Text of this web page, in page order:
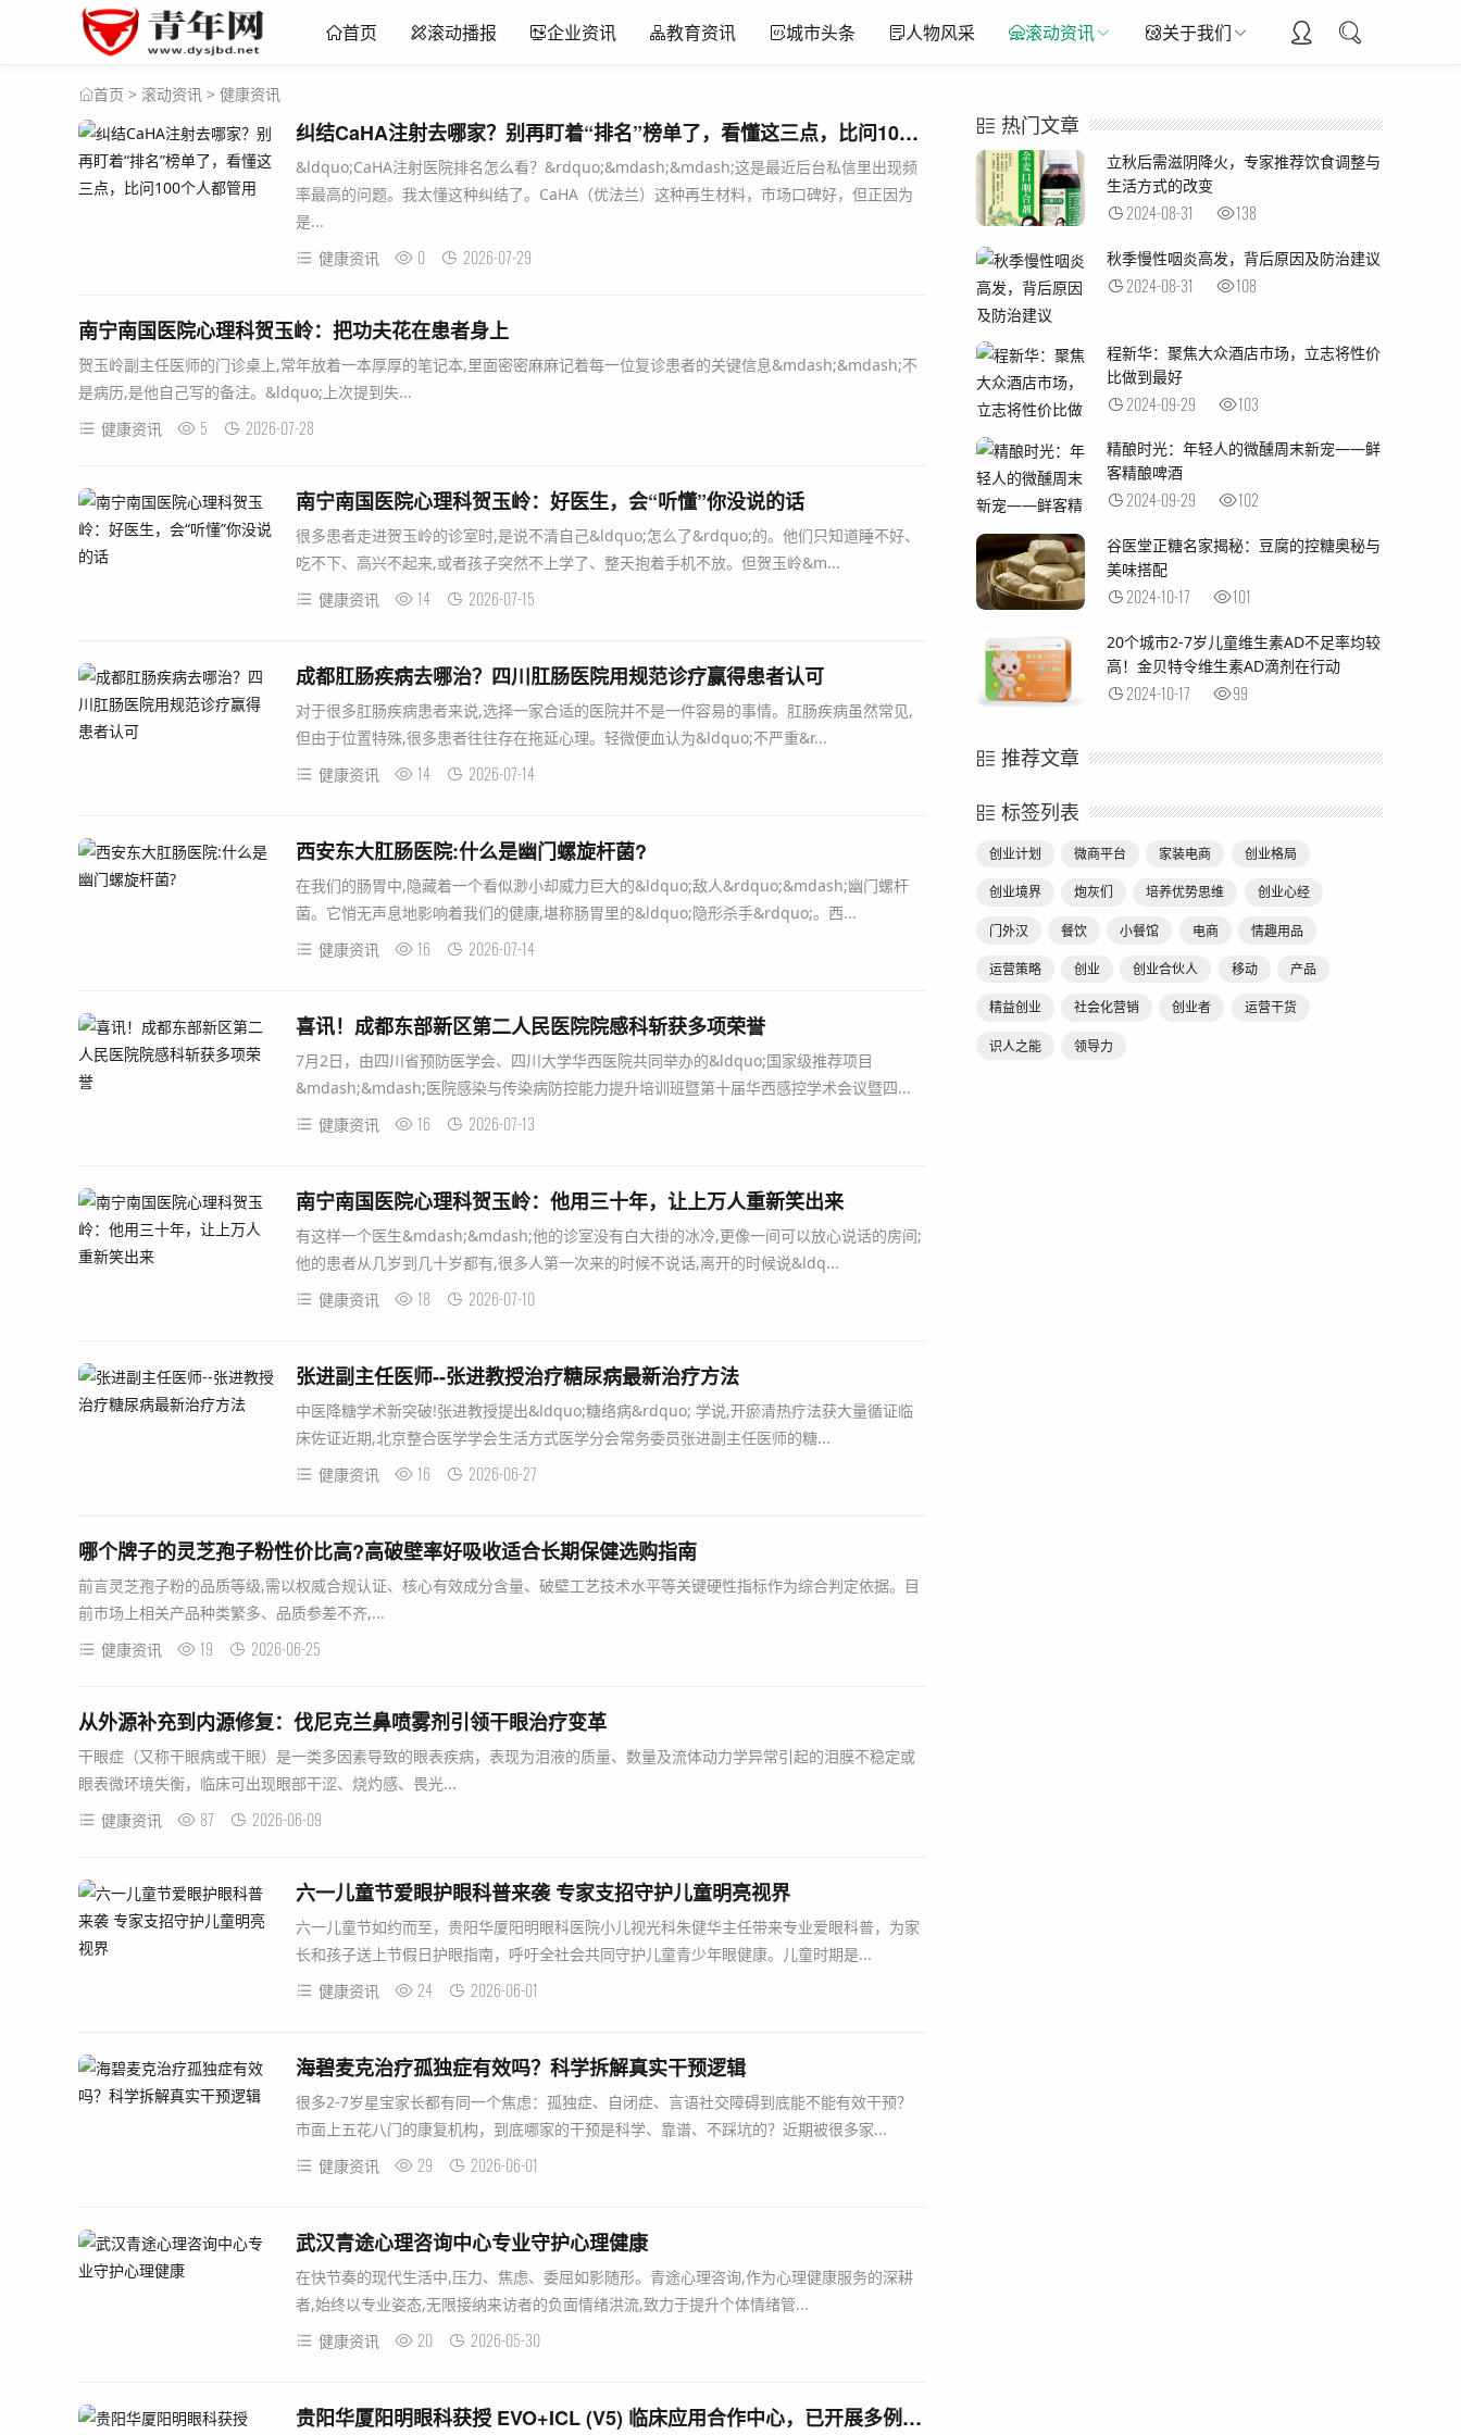
首页 滚动播报 企业资讯 教育资讯 城市头条 人物风采 滚动资讯 关于我们
首页 > 滚动资讯 > 健康资讯
纠结CaHA注射去哪家？别再盯着“排名”榜单了，看懂这三点，比问100个人都管用
​&ldquo;CaHA注射医院排名怎么看？&rdquo;&mdash;&mdash;这是最近后台私信里出现频
率最高的问题。我太懂这种纠结了。CaHA（优法兰）这种再生材料，市场口碑好，但正因为
是...
健康资讯
0 2026-07-29
南宁南国医院心理科贺玉岭：把功夫花在患者身上
贺玉岭副主任医师的门诊桌上,常年放着一本厚厚的笔记本,里面密密麻麻记着每一位复诊患者的关键信息&mdash;&mdash;不
是病历,是他自己写的备注。&ldquo;上次提到失...
健康资讯
5 2026-07-28
南宁南国医院心理科贺玉岭：好医生，会“听懂”你没说的话
很多患者走进贺玉岭的诊室时,是说不清自己&ldquo;怎么了&rdquo;的。他们只知道睡不好、
吃不下、高兴不起来,或者孩子突然不上学了、整天抱着手机不放。但贺玉岭&m...
健康资讯
14 2026-07-15
成都肛肠疾病去哪治？四川肛肠医院用规范诊疗赢得患者认可
对于很多肛肠疾病患者来说,选择一家合适的医院并不是一件容易的事情。肛肠疾病虽然常见,
但由于位置特殊,很多患者往往存在拖延心理。轻微便血认为&ldquo;不严重&r...
健康资讯
14 2026-07-14
西安东大肛肠医院:什么是幽门螺旋杆菌?
在我们的肠胃中,隐藏着一个看似渺小却威力巨大的&ldquo;敌人&rdquo;&mdash;幽门螺杆
菌。它悄无声息地影响着我们的健康,堪称肠胃里的&ldquo;隐形杀手&rdquo;。西...
健康资讯
16 2026-07-14
喜讯！成都东部新区第二人民医院院感科斩获多项荣誉
7月2日，由四川省预防医学会、四川大学华西医院共同举办的&ldquo;国家级推荐项目
&mdash;&mdash;医院感染与传染病防控能力提升培训班暨第十届华西感控学术会议暨四...
健康资讯
16 2026-07-13
南宁南国医院心理科贺玉岭：他用三十年，让上万人重新笑出来
有这样一个医生&mdash;&mdash;他的诊室没有白大褂的冰冷,更像一间可以放心说话的房间;
他的患者从几岁到几十岁都有,很多人第一次来的时候不说话,离开的时候说&ldq...
健康资讯
18 2026-07-10
张进副主任医师--张进教授治疗糖尿病最新治疗方法
中医降糖学术新突破!张进教授提出&ldquo;糖络病&rdquo; 学说,开瘀清热疗法获大量循证临
床佐证近期,北京整合医学学会生活方式医学分会常务委员张进副主任医师的糖...
健康资讯
16 2026-06-27
哪个牌子的灵芝孢子粉性价比高?高破壁率好吸收适合长期保健选购指南
前言灵芝孢子粉的品质等级,需以权威合规认证、核心有效成分含量、破壁工艺技术水平等关键硬性指标作为综合判定依据。目
前市场上相关产品种类繁多、品质参差不齐,...
健康资讯
19 2026-06-25
从外源补充到内源修复：伐尼克兰鼻喷雾剂引领干眼治疗变革
干眼症（又称干眼病或干眼）是一类多因素导致的眼表疾病，表现为泪液的质量、数量及流体动力学异常引起的泪膜不稳定或
眼表微环境失衡，临床可出现眼部干涩、烧灼感、畏光...
健康资讯
87 2026-06-09
六一儿童节爱眼护眼科普来袭 专家支招守护儿童明亮视界
六一儿童节如约而至，贵阳华厦阳明眼科医院小儿视光科朱健华主任带来专业爱眼科普，为家
长和孩子送上节假日护眼指南，呼吁全社会共同守护儿童青少年眼健康。儿童时期是...
健康资讯
24 2026-06-01
海碧麦克治疗孤独症有效吗？科学拆解真实干预逻辑
很多2-7岁星宝家长都有同一个焦虑：孤独症、自闭症、言语社交障碍到底能不能有效干预？
市面上五花八门的康复机构，到底哪家的干预是科学、靠谱、不踩坑的？近期被很多家...
健康资讯
29 2026-06-01
武汉青途心理咨询中心专业守护心理健康
在快节奏的现代生活中,压力、焦虑、委屈如影随形。青途心理咨询,作为心理健康服务的深耕
者,始终以专业姿态,无限接纳来访者的负面情绪洪流,致力于提升个体情绪管...
健康资讯
20 2026-05-30
贵阳华厦阳明眼科获授 EVO+ICL (V5) 临床应用合作中心，已开展多例ICL V5晶体植入术
热门文章
立秋后需滋阴降火，专家推荐饮食调整与
生活方式的改变
2024-08-31 138
秋季慢性咽炎高发，背后原因及防治建议
2024-08-31 108
程新华：聚焦大众酒店市场，立志将性价
比做到最好
2024-09-29 103
精酿时光：年轻人的微醺周末新宠——鲜
客精酿啤酒
2024-09-29 102
谷医堂正糖名家揭秘：豆腐的控糖奥秘与
美味搭配
2024-10-17 101
20个城市2-7岁儿童维生素AD不足率均较
高！金贝特令维生素AD滴剂在行动
2024-10-17 99
推荐文章
标签列表
创业计划 微商平台 家装电商 创业格局
创业境界 炮灰们 培养优势思维 创业心经
门外汉 餐饮 小餐馆 电商 情趣用品
运营策略 创业 创业合伙人 移动 产品
精益创业 社会化营销 创业者 运营干货
识人之能 领导力